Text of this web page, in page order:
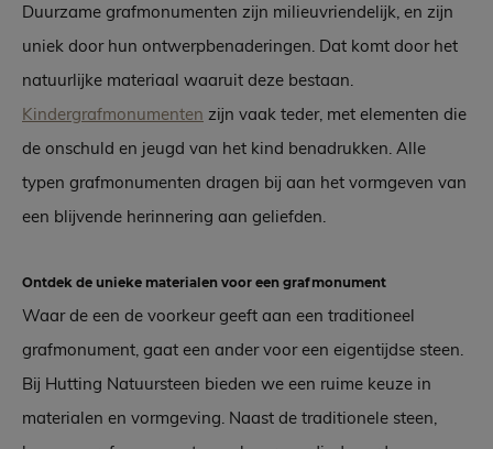
Duurzame grafmonumenten zijn milieuvriendelijk, en zijn
uniek door hun ontwerpbenaderingen. Dat komt door het
natuurlijke materiaal waaruit deze bestaan.
Kindergrafmonumenten zijn vaak teder, met elementen die
de onschuld en jeugd van het kind benadrukken. Alle
typen grafmonumenten dragen bij aan het vormgeven van
een blijvende herinnering aan geliefden.
Ontdek de unieke materialen voor een grafmonument
Waar de een de voorkeur geeft aan een traditioneel
grafmonument, gaat een ander voor een eigentijdse steen.
Bij Hutting Natuursteen bieden we een ruime keuze in
materialen en vormgeving. Naast de traditionele steen,